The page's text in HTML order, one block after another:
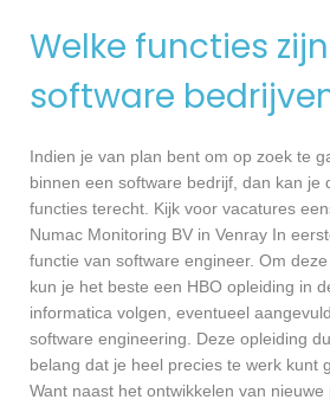
Welke functies
software
Indien je van plan bent om op zoek te
binnen een software bedrijf, dan kan je
functies terecht. Kijk voor vacatures
Numac Monitoring BV in Venray In
functie van software engineer. Om
kun je het beste een HBO opleiding in
informatica volgen, eventueel
software engineering. Deze opleiding
belang dat je heel precies te werk kunt
Want naast het ontwikkelen van nieuwe